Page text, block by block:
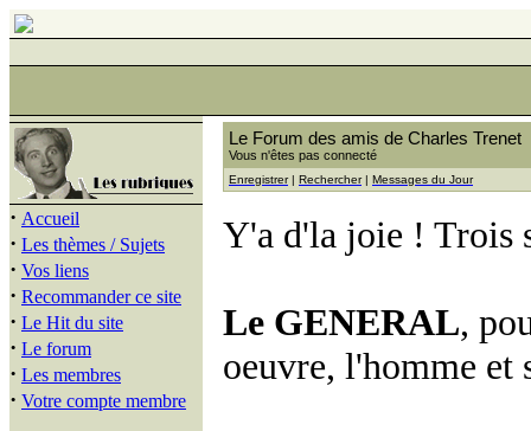
· Accueil
· Les thèmes / Sujets
· Vos liens
· Recommander ce site
· Le Hit du site
· Le forum
· Les membres
· Votre compte membre
Le Forum des amis de Charles Trenet
Vous n'êtes pas connecté
Enregistrer| Rechercher| Messages du Jour
Y'a d'la joie ! Trois
Le GENERAL,
oeuvre, l'homme et